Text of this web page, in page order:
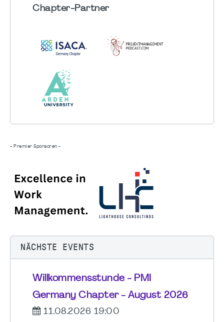
Chapter-Partner
- Premier Sponsoren -
NÄCHSTE EVENTS
Willkommensstunde - PMI
Germany Chapter - August 2026
11.08.2026 19:00